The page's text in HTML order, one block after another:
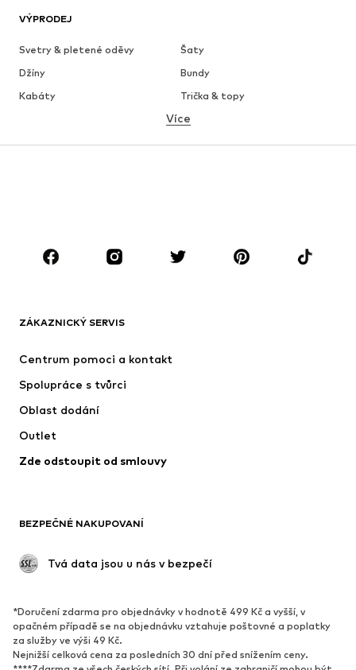
VÝPRODEJ
Svetry & pletené oděvy
Šaty
Džíny
Bundy
Kabáty
Trička & topy
Spodní prádlo
Sukně
Halenky & tuniky
Doplňky
Premium
Nové
Bundy
Spodní prádlo
Kabáty
Plavky
Upcyklace
Nové
Oblíbené
Tenisky
Lodičky & boty na podpatku
Kozačky
Více
ZÁKAZNICKÝ SERVIS
Centrum pomoci a kontakt
Spolupráce s tvůrci
Oblast dodání
Outlet
Zde odstoupit od smlouvy
BEZPEČNÉ NAKUPOVANÍ
Tvá data jsou u nás v bezpečí
*Doručení zdarma pro objednávky v hodnotě 499 Kč a vyšší, v
opačném případě se na objednávku vztahuje poštovné a poplatky
za služby ve výši 49 Kč.
Nejnižší celková cena za posledních 30 dní před snížením ceny.